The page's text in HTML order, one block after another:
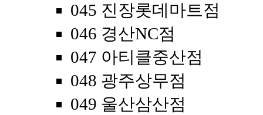
045 진장롯데마트점
046 경산NC점
047 아티클중산점
048 광주상무점
049 울산삼산점